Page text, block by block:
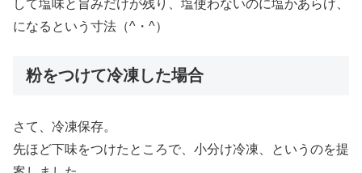
して塩味と旨みだけが残り、塩使わないのに塩かあらげ、
になるという寸法（^・^）
粉をつけて冷凍した場合
さて、冷凍保存。
先ほど下味をつけたところで、小分け冷凍、というのを提